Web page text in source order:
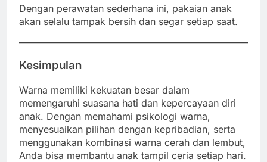
Dengan perawatan sederhana ini, pakaian anak
akan selalu tampak bersih dan segar setiap saat.
Kesimpulan
Warna memiliki kekuatan besar dalam
memengaruhi suasana hati dan kepercayaan diri
anak. Dengan memahami psikologi warna,
menyesuaikan pilihan dengan kepribadian, serta
menggunakan kombinasi warna cerah dan lembut,
Anda bisa membantu anak tampil ceria setiap hari.